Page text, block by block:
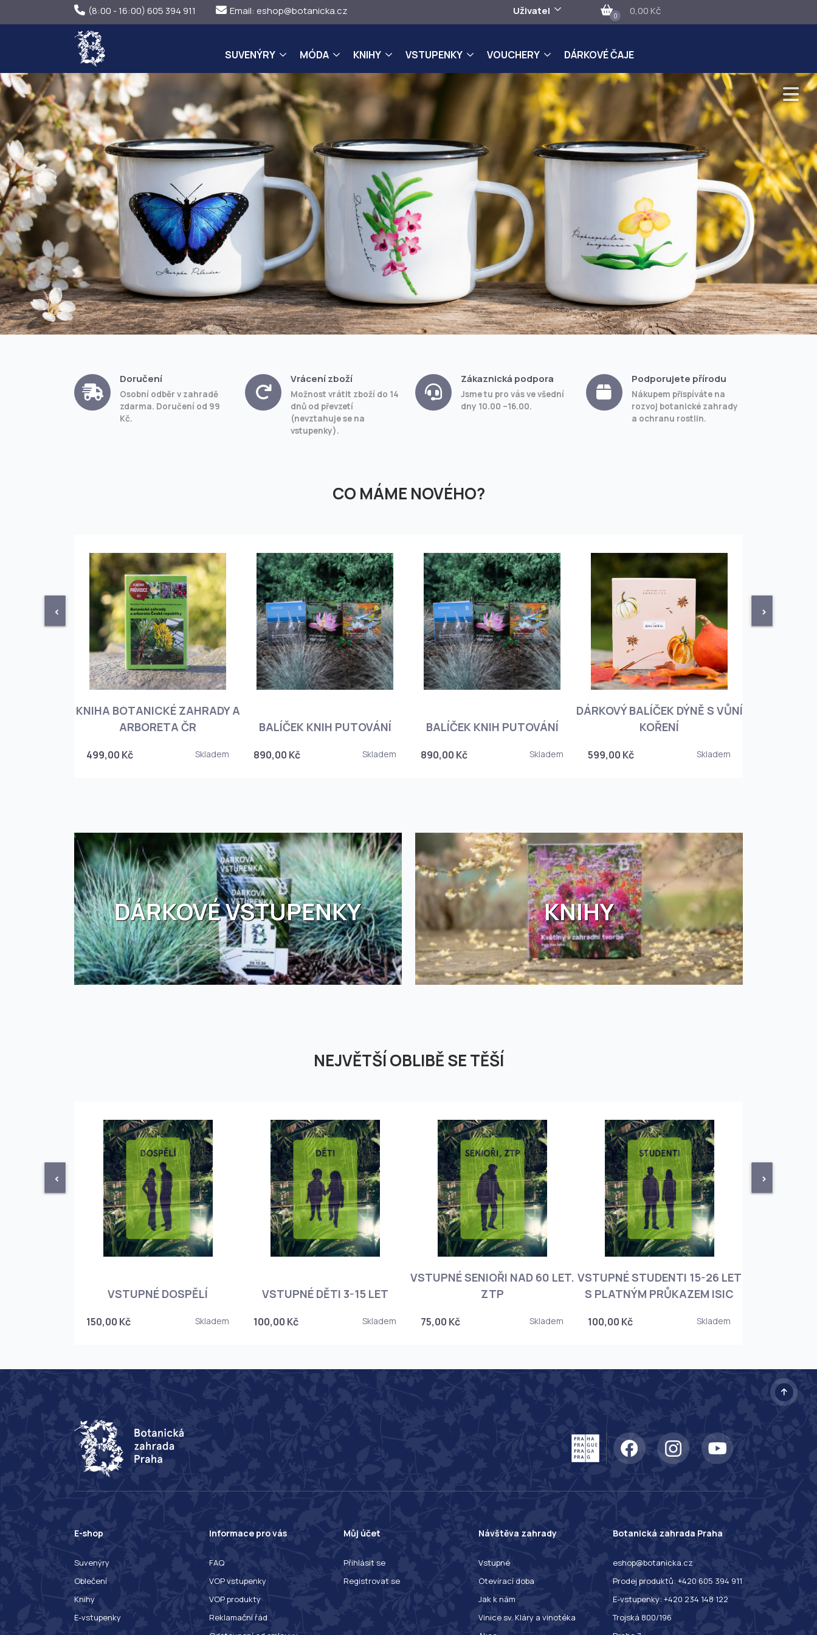
(8:00 - 16:00) 605 394 911 Email: eshop@botanicka.cz Uživatel 0 0,00 Kč
SUVENÝRY MÓDA KNIHY VSTUPENKY VOUCHERY DÁRKOVÉ ČAJE
Doručení
Osobní odběr v zahradě
zdarma. Doručení od 99
Kč.
Vrácení zboží
Možnost vrátit zboží do 14
dnů od převzetí
(nevztahuje se na
vstupenky).
Zákaznická podpora
Jsme tu pro vás ve všední
dny 10.00 –16.00.
Podporujete přírodu
Nákupem přispíváte na
rozvoj botanické zahrady
a ochranu rostlin.
CO MÁME NOVÉHO?
< >
KNIHA BOTANICKÉ ZAHRADY A
ARBORETA ČR
499,00 Kč Skladem
BALÍČEK KNIH PUTOVÁNÍ
890,00 Kč Skladem
BALÍČEK KNIH PUTOVÁNÍ
890,00 Kč Skladem
DÁRKOVÝ BALÍČEK DÝNĚ S VŮNÍ
KOŘENÍ
599,00 Kč Skladem
DÁRKOVÉ VSTUPENKY KNIHY
NEJVĚTŠÍ OBLIBĚ SE TĚŠÍ
< >
VSTUPNÉ DOSPĚLÍ
150,00 Kč Skladem
VSTUPNÉ DĚTI 3-15 LET
100,00 Kč Skladem
VSTUPNÉ SENIOŘI NAD 60 LET.
ZTP
75,00 Kč Skladem
VSTUPNÉ STUDENTI 15-26 LET
S PLATNÝM PRŮKAZEM ISIC
100,00 Kč Skladem
E-shop
Suvenýry
Oblečení
Knihy
E-vstupenky
Informace pro vás
FAQ
VOP vstupenky
VOP produkty
Reklamační řád
Můj účet
Přihlásit se
Registrovat se
Návštěva zahrady
Vstupné
Otevírací doba
Jak k nám
Vinice sv. Kláry a vinotéka
Botanická zahrada Praha
eshop@botanicka.cz
Prodej produktů: +420 605 394 911
E-vstupenky: +420 234 148 122
Trojská 800/196